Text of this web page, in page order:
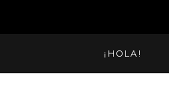
¡HOLA!